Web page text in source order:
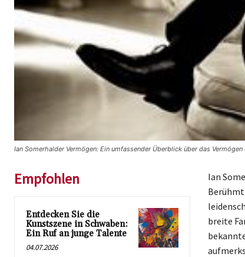
Ian Somerhalder Vermögen: Ein umfassender Überblick über das
Empfohlen
Entdecken Sie die
Kunstszene in Schwaben:
Ein Ruf an junge Talente
04.07.2026
Ian
breite